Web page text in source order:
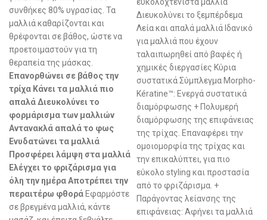
συνθήκες 80% υγρασίας. Τα
μαλλιά καθαρίζονται και
θρέφονται σε βάθος, ώστε να
προετοιμαστούν για τη
θεραπεία της μάσκας.
Επανορθώνει σε βάθος την
τρίχα Κάνει τα μαλλιά πιο
απαλά Διευκολύνει το
φορμάρισμα των μαλλιών
Αντανακλά απαλά το φως
Ενυδατώνει τα μαλλιά
Προσφέρει λάμψη στα μαλλιά
Ελέγχει το φριζάρισμα για
όλη την ημέρα Αποτρέπει την
περαιτέρω φθοράΕφαρμόστε
σε βρεγμένα μαλλιά, κάντε
Διευκολύνει το ξεμπέρδεμα
Λεία και απαλά μαλλιά Ιδανικό
για μαλλιά που έχουν
ταλαιπωρηθεί από βαφές ή
χημικές διεργασίες Κύρια
συστατικά Σύμπλεγμα Morpho-
Kératine™: Ενεργά συστατικά
διαμόρφωσης + Πολυμερή
διαμόρφωσης της επιφάνειας
της τρίχας. Επαναφέρει την
ομοιομορφία της τρίχας και
την επικαλύπτει, για πιο
εύκολο styling και προστασία
από το φριζάρισμα. +
Παράγοντας λείανσης της
επιφάνειας: Αφήνει τα μαλλιά